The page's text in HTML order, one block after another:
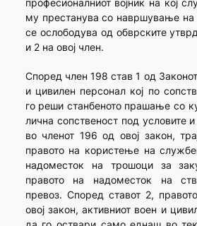
професионалниот војник на кој
му престанува со навршување на
се ослободува од обврските
и 2 на овој член.
Според член 198 став 1 од
и цивилен персонал кој по
го реши станбеното прашање со
лична сопственост под условите
во членот 196 од овој закон,
правото на користење на
надоместок на трошоци за
правото на надоместок на
превоз. Според ставот 2,
овој закон, активниот воен и